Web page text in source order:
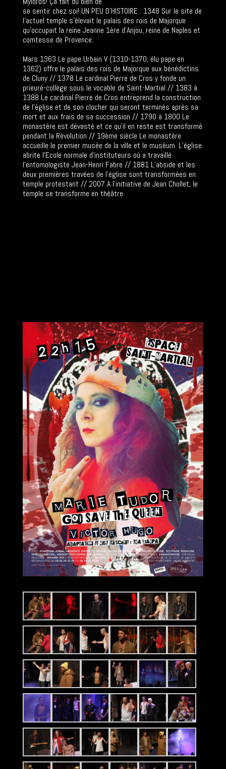
se sentir chez soi! UN PEU D’HISTOIRE : 1348 Sur le site de
l’actuel temple s’élevait le palais des rois de Majorque
qu’occupait la reine Jeanne 1ère d’Anjou, reine de Naples et
comtesse de Provence.
Mars 1363 Le pape Urbain V (1310-1370, élu pape en
1362) offre le palais des rois de Majorque aux bénédictins
de Cluny // 1378 Le cardinal Pierre de Cros y fonde un
prieuré-collège sous le vocable de Saint-Martial // 1383 à
1388 Le cardinal Pierre de Cros entreprend la construction
de l’église et de son clocher qui seront terminés après sa
mort et aux frais de sa succession // 1790 à 1800 Le
monastère est dévasté et ce qu’il en reste est transformé
pendant la Révolution // 19ème siècle Le monastère
accueille le premier musée de la ville et le muséum. L’église
abrite l’Ecole normale d’instituteurs où a travaillé
l’entomologiste Jean-Henri Fabre // 1881 L’abside et les
deux premières travées de l’église sont transformées en
temple protestant // 2007 A l’initiative de Jean Chollet, le
temple se transforme en théâtre